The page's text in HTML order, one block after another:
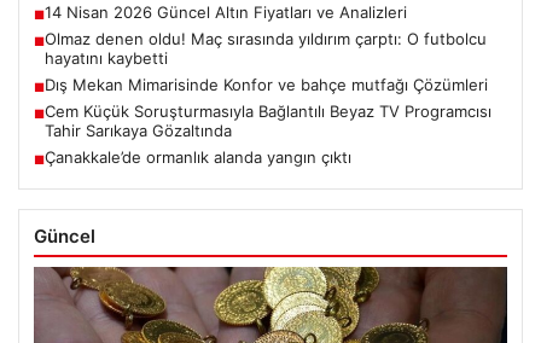
■14 Nisan 2026 Güncel Altın Fiyatları ve Analizleri
■Olmaz denen oldu! Maç sırasında yıldırım çarptı: O futbolcu
hayatını kaybetti
■Dış Mekan Mimarisinde Konfor ve bahçe mutfağı Çözümleri
■Cem Küçük Soruşturmasıyla Bağlantılı Beyaz TV Programcısı
Tahir Sarıkaya Gözaltında
■Çanakkale’de ormanlık alanda yangın çıktı
Güncel